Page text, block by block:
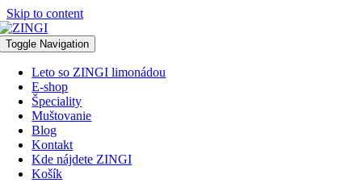
Skip to content
Toggle Navigation
Leto so ZINGI limonádou
E-shop
Špeciality
Muštovanie
Blog
Kontakt
Kde nájdete ZINGI
Košík